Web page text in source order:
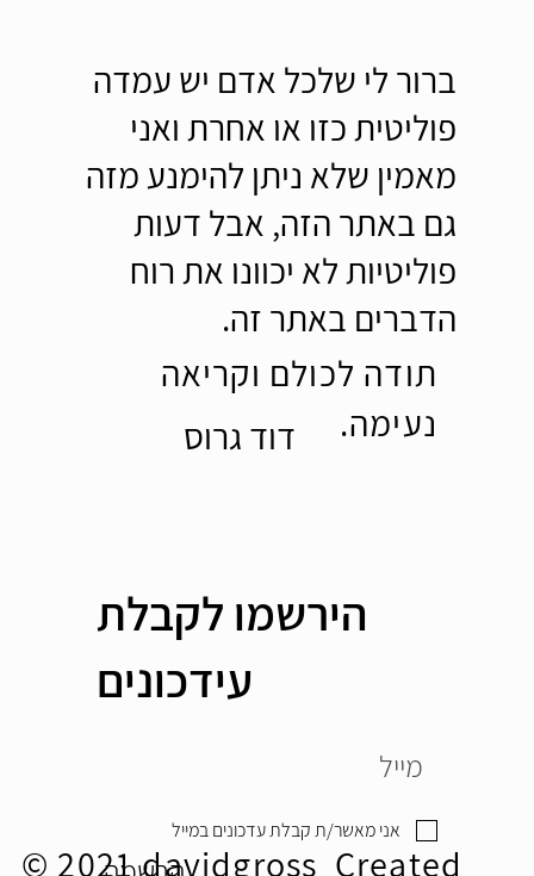
ברור לי שלכל אדם יש עמדה
פוליטית כזו או אחרת ואני
מאמין שלא ניתן להימנע מזה
גם באתר הזה, אבל דעות
פוליטיות לא יכוונו את רוח
הדברים באתר זה.
תודה לכולם וקריאה
נעימה.
דוד גרוס
הירשמו לקבלת
עידכונים
אני מאשר/ת קבלת עדכונים במייל
© 2021 davidgross Created